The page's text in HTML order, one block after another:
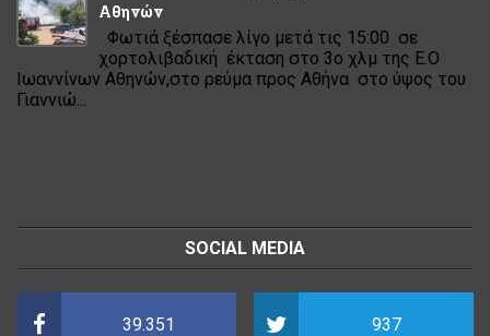
Αθηνών
Φωτιά ξέσπασε λίγο μετά τις 15:00 σε
χορτολιβαδική έκταση στο 3ο χλμ της Ε.Ο
Ιωαννίνων Αθηνών,στο ρεύμα προς Αθήνα στο ύψος του
Γιαννιώ...
SOCIAL MEDIA
39.351 937